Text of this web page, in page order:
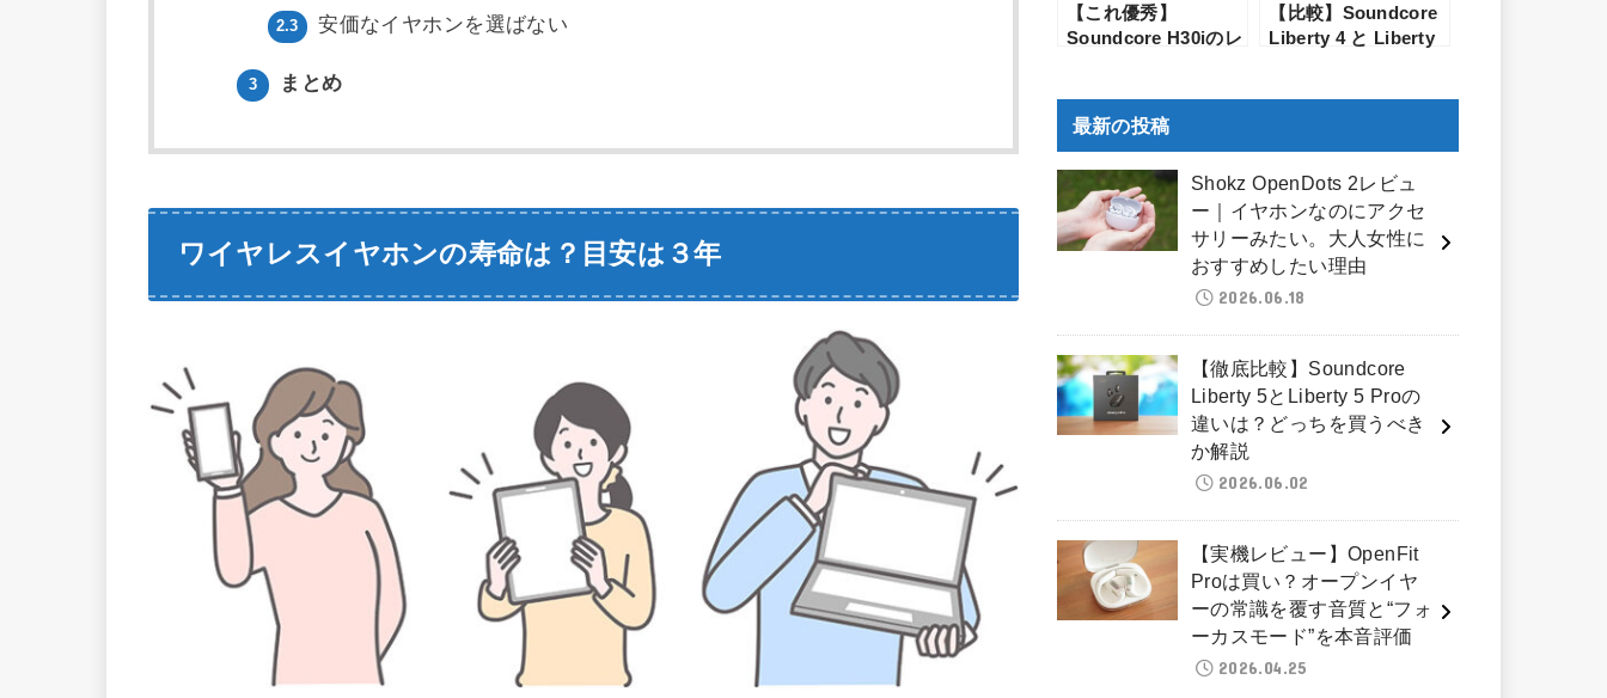
2.3 安価なイヤホンを選ばない
3 まとめ
ワイヤレスイヤホンの寿命は？目安は３年
【これ優秀】
Soundcore H30iのレ
ンの使い勝手はど
う？
【比較】Soundcore
Liberty 4 と Liberty
最新の投稿
Shokz OpenDots 2レビュ
ー｜イヤホンなのにアクセ
サリーみたい。大人女性に
おすすめしたい理由
2026.06.18
【徹底比較】Soundcore
Liberty 5とLiberty 5 Proの
違いは？どっちを買うべき
か解説
2026.06.02
【実機レビュー】OpenFit
Proは買い？オープンイヤ
ーの常識を覆す音質と“フォ
ーカスモード”を本音評価
2026.04.25